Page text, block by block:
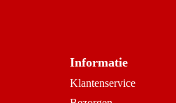
Informatie
Klantenservice